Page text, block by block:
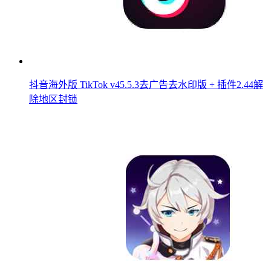
抖音海外版 TikTok v45.5.3去广告去水印版 + 插件2.44解
除地区封锁